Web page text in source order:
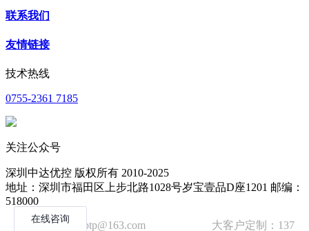
联系我们
友情链接
技术热线
0755-2361 7185
关注公众号
深圳中达优控 版权所有 2010-2025
地址：深圳市福田区上步北路1028号岁宝壹品D座1201 邮编：
518000
技术邮箱：wzbtp@163.com 大客户定制：137